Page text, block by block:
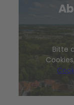
Bitte
Wir